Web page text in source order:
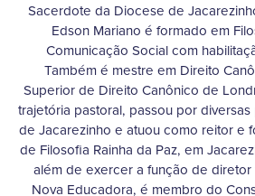
Sacerdote da Diocese de
Edson Mariano é formado em
Comunicação Social com
Também é mestre em Direito
Superior de Direito Canônico de
trajetória pastoral, passou por
de Jacarezinho e atuou como reitor e
de Filosofia Rainha da Paz, em
além de exercer a função de
Nova Educadora, é membro do